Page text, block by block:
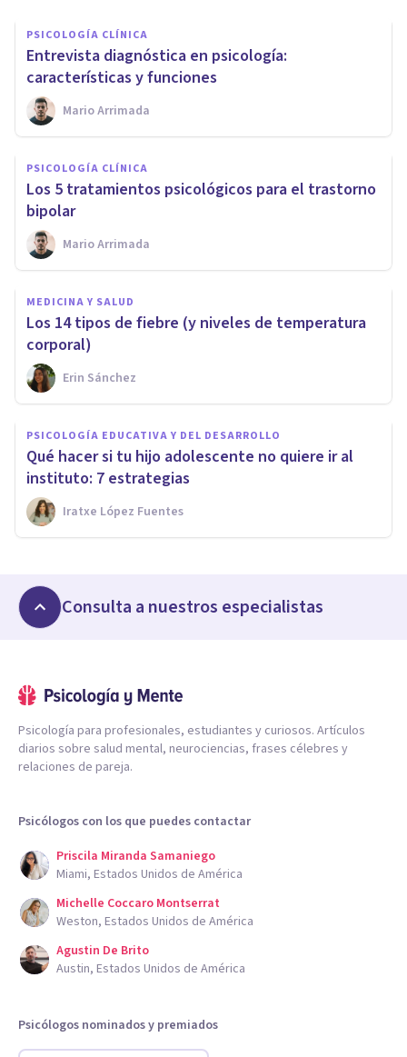
PSICOLOGÍA CLÍNICA
Entrevista diagnóstica en psicología:
características y funciones
Mario Arrimada
PSICOLOGÍA CLÍNICA
Los 5 tratamientos psicológicos para el trastorno
bipolar
Mario Arrimada
MEDICINA Y SALUD
Los 14 tipos de fiebre (y niveles de temperatura
corporal)
Erin Sánchez
PSICOLOGÍA EDUCATIVA Y DEL DESARROLLO
Qué hacer si tu hijo adolescente no quiere ir al
instituto: 7 estrategias
Iratxe López Fuentes
Consulta a nuestros especialistas
Psicología para profesionales, estudiantes y curiosos. Artículos
diarios sobre salud mental, neurociencias, frases célebres y
relaciones de pareja.
Psicólogos con los que puedes contactar
Priscila Miranda Samaniego
Miami, Estados Unidos de América
Michelle Coccaro Montserrat
Weston, Estados Unidos de América
Agustin De Brito
Austin, Estados Unidos de América
Psicólogos nominados y premiados